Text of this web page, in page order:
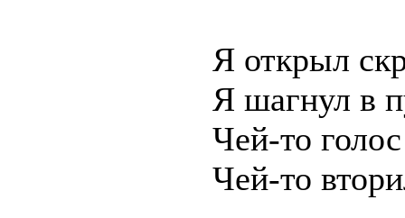
Я открыл
Я шагнул в
Чей-то
Чей-то